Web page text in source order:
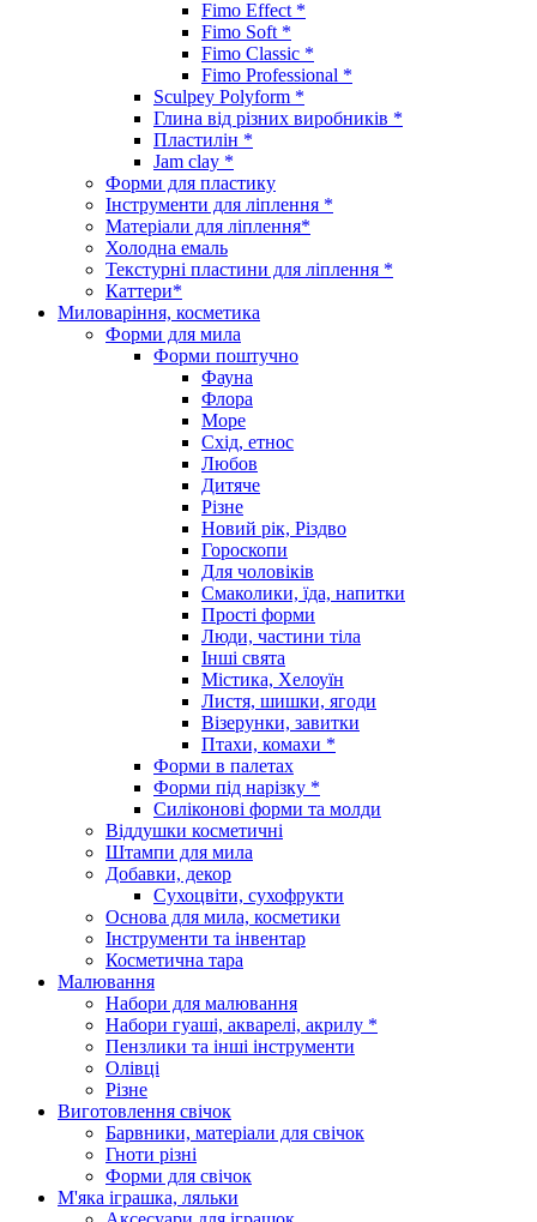
Fimo Effect *
Fimo Soft *
Fimo Classic *
Fimo Professional *
Sculpey Polyform *
Глина від різних виробників *
Пластилін *
Jam clay *
Форми для пластику
Інструменти для ліплення *
Матеріали для ліплення*
Холодна емаль
Текстурні пластини для ліплення *
Каттери*
Миловаріння, косметика
Форми для мила
Форми поштучно
Фауна
Флора
Море
Схід, етнос
Любов
Дитяче
Різне
Новий рік, Різдво
Гороскопи
Для чоловіків
Смаколики, їда, напитки
Прості форми
Люди, частини тіла
Інші свята
Містика, Хелоуїн
Листя, шишки, ягоди
Візерунки, завитки
Птахи, комахи *
Форми в палетах
Форми під нарізку *
Силіконові форми та молди
Віддушки косметичні
Штампи для мила
Добавки, декор
Сухоцвіти, сухофрукти
Основа для мила, косметики
Інструменти та інвентар
Косметична тара
Малювання
Набори для малювання
Набори гуаші, акварелі, акрилу *
Пензлики та інші інструменти
Олівці
Різне
Виготовлення свічок
Барвники, матеріали для свічок
Гноти різні
Форми для свічок
М'яка іграшка, ляльки